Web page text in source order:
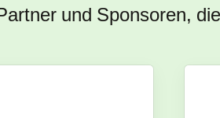
und Sponsoren,